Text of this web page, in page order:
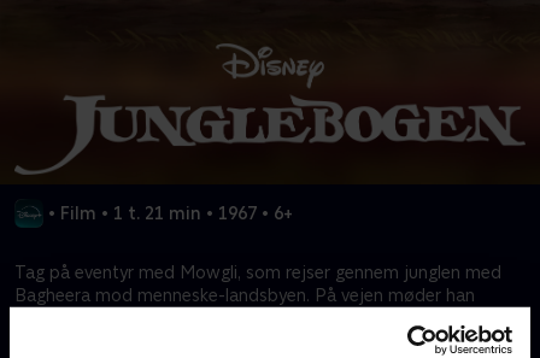
• Film • 1 t. 21 min • 1967 • 6+
Tag på eventyr med Mowgli, som rejser gennem junglen med
Bagheera mod menneske-landsbyen. På vejen møder han